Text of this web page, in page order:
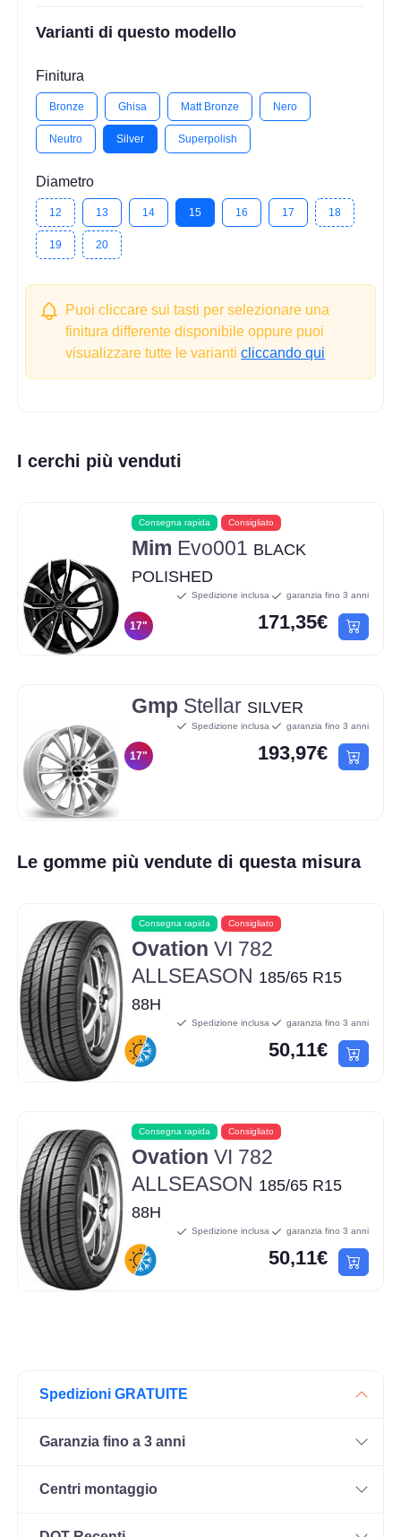
Varianti di questo modello
Finitura
Bronze Ghisa Matt Bronze Nero
Neutro Silver Superpolish
Diametro
12 13 14 15 16 17 18
19 20
Puoi cliccare sui tasti per selezionare una
finitura differente disponibile oppure puoi
visualizzare tutte le varianticliccando qui
I cerchi più venduti
Consegna rapida Consigliato
Mim Evo001 BLACK
POLISHED
17"
Spedizione inclusa garanzia fino 3 anni
171,35€
Gmp Stellar SILVER
17"
Spedizione inclusa garanzia fino 3 anni
193,97€
Le gomme più vendute di questa misura
Consegna rapida Consigliato
Ovation VI 782
ALLSEASON 185/65 R15
88H
Spedizione inclusa garanzia fino 3 anni
50,11€
Consegna rapida Consigliato
Ovation VI 782
ALLSEASON 185/65 R15
88H
Spedizione inclusa garanzia fino 3 anni
50,11€
Spedizioni GRATUITE
Garanzia fino a 3 anni
Centri montaggio